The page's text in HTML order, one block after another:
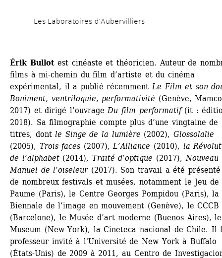
au
Les Laboratoires d’Aubervilliers
Érik Bullotest cinéaste et théoricien. Auteur de
films à mi-chemin du film d’artiste et du cinéma
expérimental, il a publié récemment Le Film et son
Boniment, ventriloquie, performativité (Genève,
2017) et dirigé l’ouvrage Du film performatif(it :
2018). Sa filmographie compte plus d’une vingtaine de
titres, dont le Singe de la lumière (2002), Glossolalie
(2005), Trois faces (2007), L’Alliance (2010), la
de l’alphabet(2014), Traité d’optique (2017), Nouveau
Manuel de l’oiseleur(2017). Son travail a été présenté
de nombreux festivals et musées, notamment le Jeu de
Paume (Paris), le Centre Georges Pompidou (Paris), la
Biennale de l’image en mouvement (Genève), le CCCB
(Barcelone), le Musée d’art moderne (Buenos Aires),
Museum (New York), la Cineteca nacional de Chile. Il
professeur invité à l'Université de New York à Buffalo
(États-Unis) de 2009 à 2011, au Centro de